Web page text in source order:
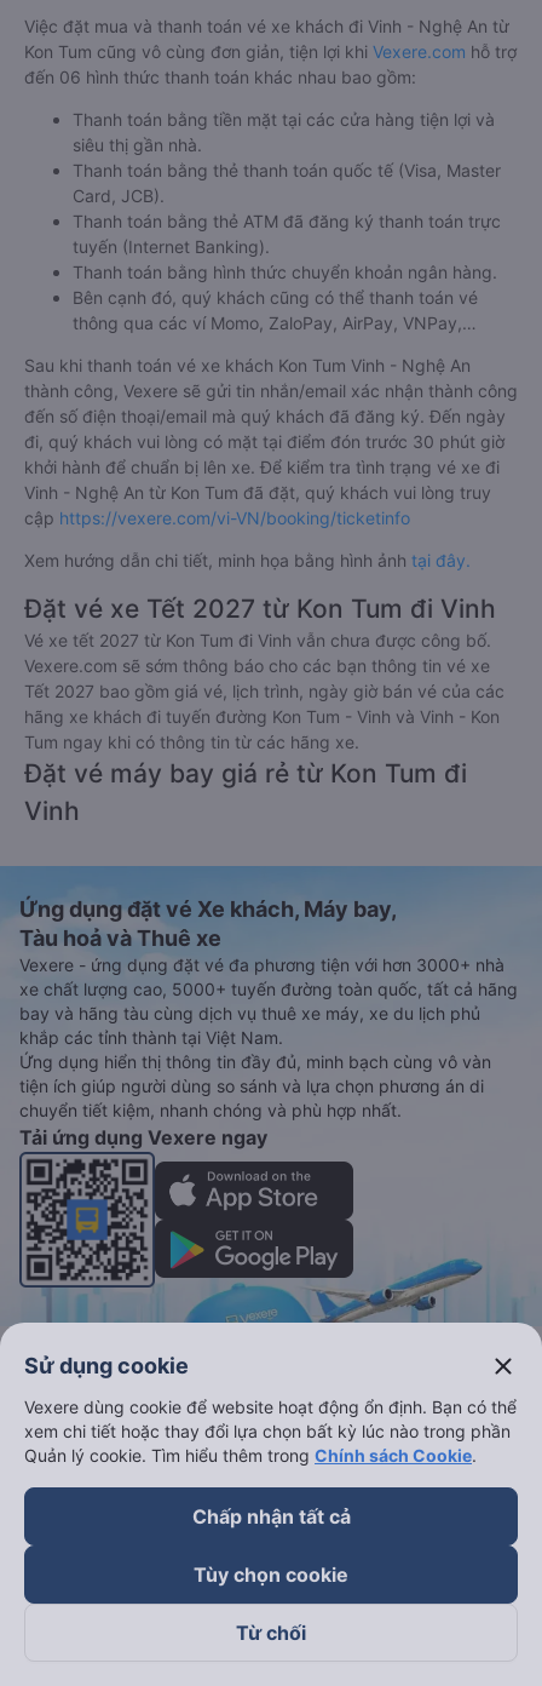
Việc đặt mua và thanh toán vé xe khách đi Vinh - Nghệ An từ
Kon Tum cũng vô cùng đơn giản, tiện lợi khi Vexere.com hỗ trợ
đến 06 hình thức thanh toán khác nhau bao gồm:
Thanh toán bằng tiền mặt tại các cửa hàng tiện lợi và
siêu thị gần nhà.
Thanh toán bằng thẻ thanh toán quốc tế (Visa, Master
Card, JCB).
Thanh toán bằng thẻ ATM đã đăng ký thanh toán trực
tuyến (Internet Banking).
Thanh toán bằng hình thức chuyển khoản ngân hàng.
Bên cạnh đó, quý khách cũng có thể thanh toán vé
thông qua các ví Momo, ZaloPay, AirPay, VNPay,…
Sau khi thanh toán vé xe khách Kon Tum Vinh - Nghệ An
thành công, Vexere sẽ gửi tin nhắn/email xác nhận thành công
đến số điện thoại/email mà quý khách đã đăng ký. Đến ngày
đi, quý khách vui lòng có mặt tại điểm đón trước 30 phút giờ
khởi hành để chuẩn bị lên xe. Để kiểm tra tình trạng vé xe đi
Vinh - Nghệ An từ Kon Tum đã đặt, quý khách vui lòng truy
cập https://vexere.com/vi-VN/booking/ticketinfo
Xem hướng dẫn chi tiết, minh họa bằng hình ảnh tại đây.
Đặt vé xe Tết 2027 từ Kon Tum đi Vinh
Vé xe tết 2027 từ Kon Tum đi Vinh vẫn chưa được công bố.
Vexere.com sẽ sớm thông báo cho các bạn thông tin vé xe
Tết 2027 bao gồm giá vé, lịch trình, ngày giờ bán vé của các
hãng xe khách đi tuyến đường Kon Tum - Vinh và Vinh - Kon
Tum ngay khi có thông tin từ các hãng xe.
Đặt vé máy bay giá rẻ từ Kon Tum đi
Vinh
Ứng dụng đặt vé Xe khách, Máy bay,
Tàu hoả và Thuê xe
Vexere - ứng dụng đặt vé đa phương tiện với hơn 3000+ nhà
xe chất lượng cao, 5000+ tuyến đường toàn quốc, tất cả hãng
bay và hãng tàu cùng dịch vụ thuê xe máy, xe du lịch phủ
khắp các tỉnh thành tại Việt Nam.
Ứng dụng hiển thị thông tin đầy đủ, minh bạch cùng vô vàn
tiện ích giúp người dùng so sánh và lựa chọn phương án di
chuyển tiết kiệm, nhanh chóng và phù hợp nhất.
Tải ứng dụng Vexere ngay
Vé xe khách
Xe đi Buôn Mê Thuột từ Sài Gòn
Xe đi Vũng Tàu từ Sài Gòn
Xe đi Đà Lạt từ Sài Gòn
Xe đi Sapa từ Hà Nội
Xe đi Hải Phòng từ Hà Nội
Vé tàu Sài Gòn Nha Trang
Vé tàu Sài Gòn Phan Thiết
Vé tàu Sài Gòn Hà Nội
Vé tàu Nha Trang Đà
Sử dụng cookie close
Vexere dùng cookie để website hoạt động ổn định. Bạn có thể
xem chi tiết hoặc thay đổi lựa chọn bất kỳ lúc nào trong phần
Quản lý cookie. Tìm hiểu thêm trong Chính sách Cookie.
Chấp nhận tất cả
Tùy chọn cookie
Từ chối